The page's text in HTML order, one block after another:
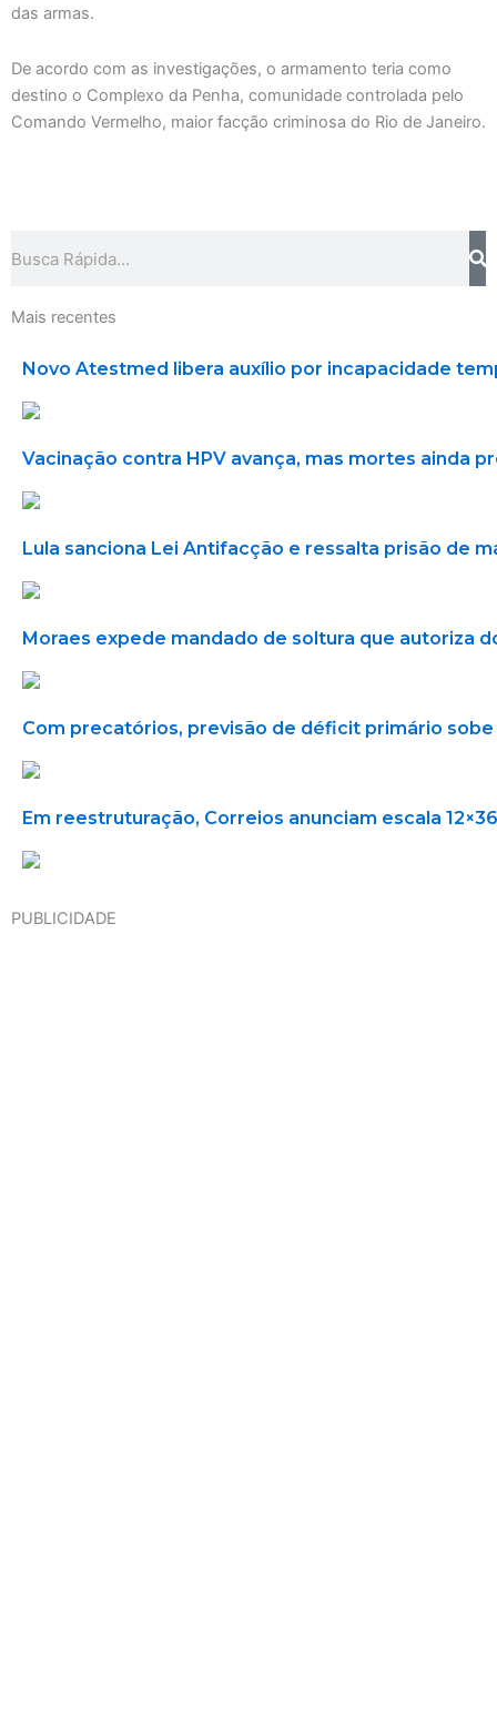
das armas.
De acordo com as investigações, o armamento teria como
destino o Complexo da Penha, comunidade controlada pelo
Comando Vermelho, maior facção criminosa do Rio de Janeiro.
Mais recentes
Novo Atestmed libera auxílio por incapacidade
Vacinação contra HPV avança, mas mortes ainda
Lula sanciona Lei Antifacção e ressalta prisão de
Moraes expede mandado de soltura que autoriza
Com precatórios, previsão de déficit primário sobe
Em reestruturação, Correios anunciam escala
PUBLICIDADE